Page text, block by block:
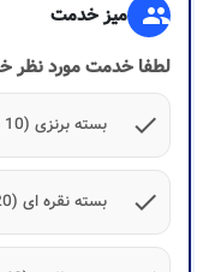
group میز خدمت
لطفا خدمت مورد نظر
check
بسته برنزی (10 دقیقه ای) وام ناباروری تامین اجتماعی
check بسته نقره ای (20 دقیقه ای) وام ناباروری تامین اجتماعی